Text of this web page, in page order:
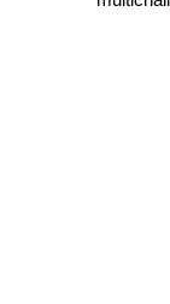
Torne-se um
Desfrute da